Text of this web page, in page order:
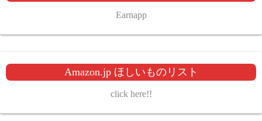
Earnapp
Amazon.jp ほしいものリスト
click here!!